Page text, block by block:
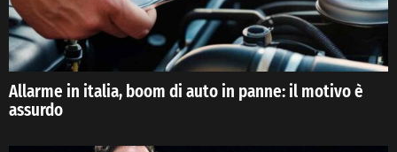
Allarme in italia, boom di auto in panne: il motivo è
assurdo